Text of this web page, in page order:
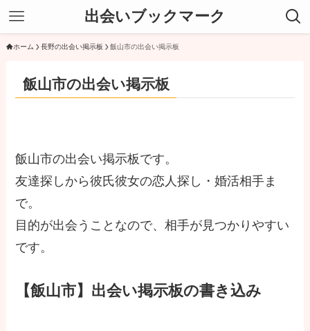
出会いブックマーク
ホーム 長野の出会い掲示板 飯山市の出会い掲示板
飯山市の出会い掲示板
飯山市の出会い掲示板です。
友達探しから彼氏彼女の恋人探し・婚活相手ま
で。
目的が出会うことなので、相手が見つかりやすい
です。
【飯山市】出会い掲示板の書き込み